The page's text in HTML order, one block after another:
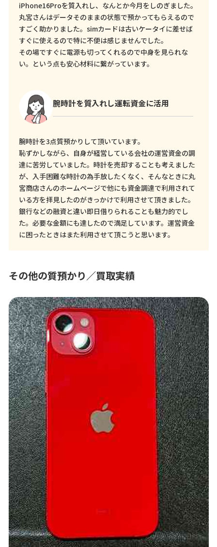
iPhone16Proを質入れし、なんとか今月をしのぎました。
丸宮さんはデータそのままの状態で預かってもらえるので
すごく助かりました。simカードは古いケータイに差せば
すぐに使えるので特に不便は感じませんでした。
その場ですぐに電源も切ってくれるので中身を見られな
い。という点も安心材料に繋がっています。
腕時計を質入れし運転資金に活用
腕時計を3点質預かりして頂いています。
恥ずかしながら、自身が経営している会社の運営資金の調
達に苦労していました。時計を売却することも考えました
が、入手困難な時計の為手放したくなく、そんなときに丸
宮商店さんのホームページで他にも資金調達で利用されて
いる方を拝見したのがきっかけで利用させて頂きました。
銀行などの融資と違い即日借りられることも魅力的でし
た。必要な金額にも達したので満足しています。運営資金
に困ったときはまた利用させて頂こうと思います。
その他の質預かり／買取実績